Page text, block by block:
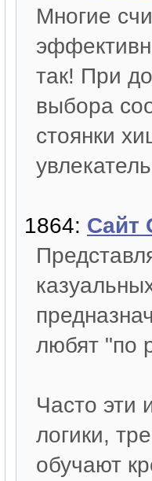
Многие
так! При
выбора
стоянки
1864: Сайт
любят "по
Часто эти
логики,
обучают